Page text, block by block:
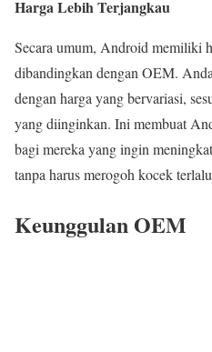
Harga Lebih Terjangkau
Secara umum, Android memiliki
dibandingkan dengan OEM.
dengan harga yang bervariasi,
yang diinginkan. Ini membuat
bagi mereka yang ingin
tanpa harus merogoh kocek
Keunggulan OEM